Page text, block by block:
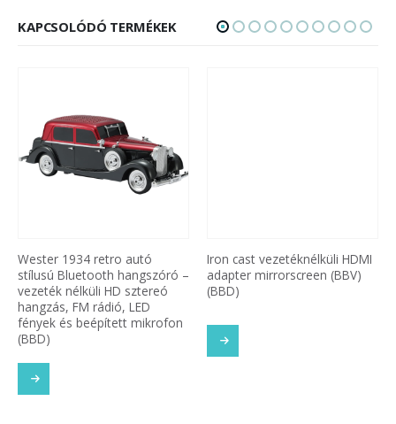
KAPCSOLÓDÓ TERMÉKEK
Wester 1934 retro autó
stílusú Bluetooth hangszóró –
vezeték nélküli HD sztereó
hangzás, FM rádió, LED
fények és beépített mikrofon
(BBD)
Iron cast vezetéknélküli HDMI
adapter mirrorscreen (BBV)
(BBD)